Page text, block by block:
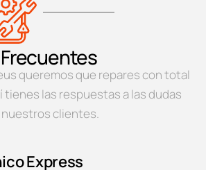
queremos que repares con total
las respuestas a las dudas
clientes.
Express